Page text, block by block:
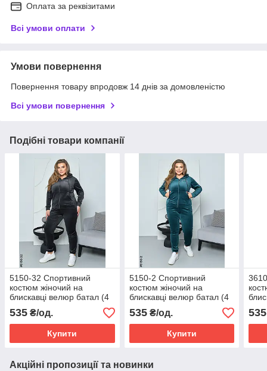
Оплата за реквізитами
Всі умови оплати
Умови повернення
Повернення товару впродовж 14 днів за домовленістю
Всі умови повернення
Подібні товари компанії
5150-32 Спортивний
костюм жіночий на
блискавці велюр батал (4
од: 52,54,56,58)
535 ₴/од.
Купити
5150-2 Спортивний
костюм жіночий на
блискавці велюр батал (4
од: 52,54,56,58)
535₴/од.
Купити
од:
535
Акційні пропозиції та новинки